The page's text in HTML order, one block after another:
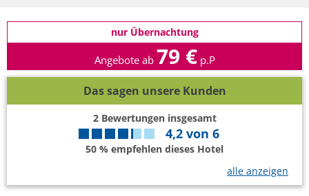
nur Übernachtung
Angebote ab 79 € p.P
Das sagen unsere Kunden
2Bewertungen insgesamt
4,2 von 6
50 % empfehlen dieses Hotel
alle anzeigen